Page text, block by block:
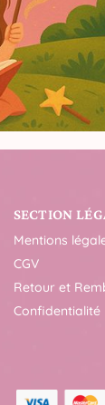
SECTION
Mentions
CGV
Retour et
Confidentialité